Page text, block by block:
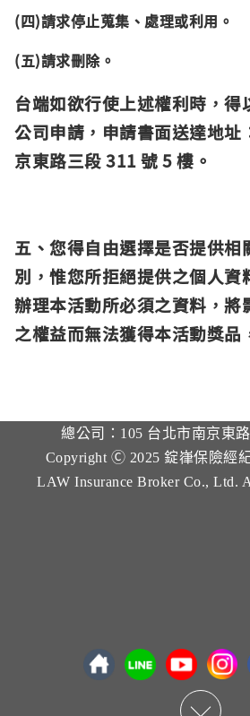
(四)請求停止蒐集、處理或利用。
(五)請求刪除。
台端如欲行使上述權利時，得
公司申請，申請書面送達地址
京東路三段 311 號 5 樓。
五、您得自由選擇是否提供相
別，惟您所拒絕提供之個人資
辦理本活動所必須之資料，將
之權益而無法獲得本活動獎品
總公司：105 台北市南京東
Copyright Ⓒ 2025 錠嵂保險經
LAW Insurance Broker Co., Ltd.